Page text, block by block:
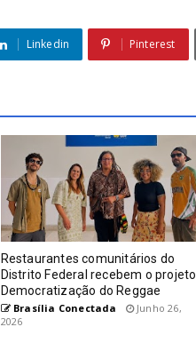
Linkedin Pinterest
Restaurantes comunitários do
Distrito Federal recebem o projeto
Democratização do Reggae
Brasília Conectada
Junho 26,
2026